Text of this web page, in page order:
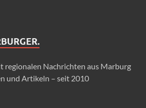
regionalen Nachrichten aus Marburg
und Artikeln – seit 2010